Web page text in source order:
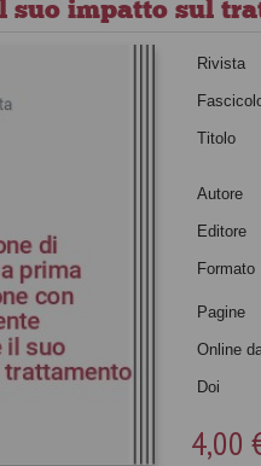
suo impatto sul
Rivista
Titolo
Autore
Editore
Formato
Pagine
Online
Doi
4,00